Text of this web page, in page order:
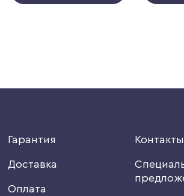
Гарантия
Доставка
Оплата
Контакты